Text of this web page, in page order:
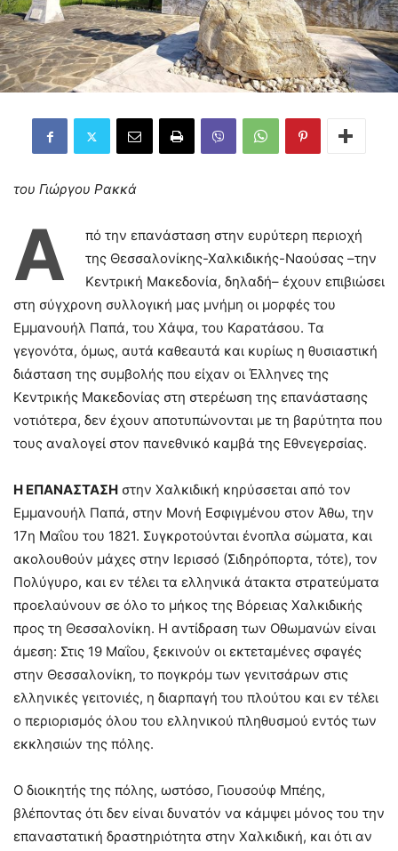
του Γιώργου Ρακκά
Α
πό την επανάσταση στην ευρύτερη περιοχή
της Θεσσαλονίκης-Χαλκιδικής-Ναούσας –την
Κεντρική Μακεδονία, δηλαδή– έχουν επιβιώσει
στη σύγχρονη συλλογική μας μνήμη οι μορφές του
Εμμανουήλ Παπά, του Χάψα, του Καρατάσου. Τα
γεγονότα, όμως, αυτά καθεαυτά και κυρίως η θυσιαστική
διάσταση της συμβολής που είχαν οι Έλληνες της
Κεντρικής Μακεδονίας στη στερέωση της επανάστασης
νοτιότερα, δεν έχουν αποτυπώνονται με τη βαρύτητα που
τους αναλογεί στον πανεθνικό καμβά της Εθνεγερσίας.
Η ΕΠΑΝΑΣΤΑΣΗ στην Χαλκιδική κηρύσσεται από τον
Εμμανουήλ Παπά, στην Μονή Εσφιγμένου στον Άθω, την
17η Μαΐου του 1821. Συγκροτούνται ένοπλα σώματα, και
ακολουθούν μάχες στην Ιερισσό (Σιδηρόπορτα, τότε), τον
Πολύγυρο, και εν τέλει τα ελληνικά άτακτα στρατεύματα
προελαύνουν σε όλο το μήκος της Βόρειας Χαλκιδικής
προς τη Θεσσαλονίκη. Η αντίδραση των Οθωμανών είναι
άμεση: Στις 19 Μαΐου, ξεκινούν οι εκτεταμένες σφαγές
στην Θεσσαλονίκη, το πογκρόμ των γενιτσάρων στις
ελληνικές γειτονιές, η διαρπαγή του πλούτου και εν τέλει
ο περιορισμός όλου του ελληνικού πληθυσμού εντός των
εκκλησιών της πόλης.
Ο διοικητής της πόλης, ωστόσο, Γιουσούφ Μπέης,
βλέποντας ότι δεν είναι δυνατόν να κάμψει μόνος του την
επαναστατική δραστηριότητα στην Χαλκιδική, και ότι αν